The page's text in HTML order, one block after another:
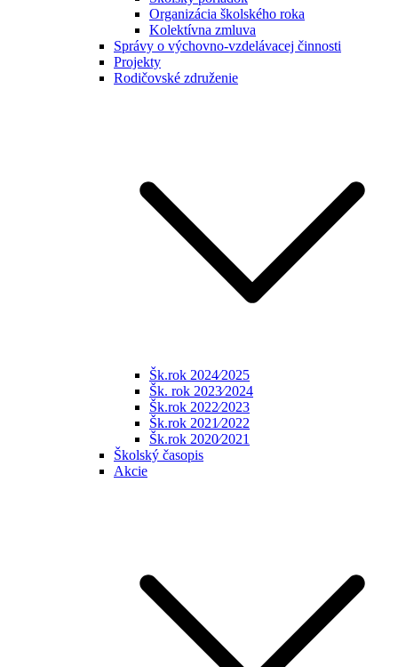
Organizácia školského roka
Kolektívna zmluva
Správy o výchovno-vzdelávacej činnosti
Projekty
Rodičovské združenie
Šk.rok 2024⁄2025
Šk. rok 2023⁄2024
Šk.rok 2022⁄2023
Šk.rok 2021⁄2022
Šk.rok 2020⁄2021
Školský časopis
Akcie